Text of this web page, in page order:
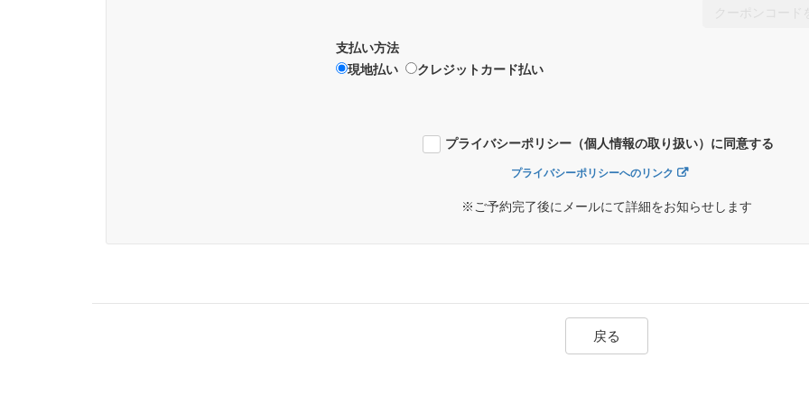
支払い方法
現地払い
クレジットカード払い
プライバシーポリシー（個人情報の取り扱い）に同意する
プライバシーポリシーへのリンク
※ご予約完了後にメールにて詳細をお知らせします
戻る